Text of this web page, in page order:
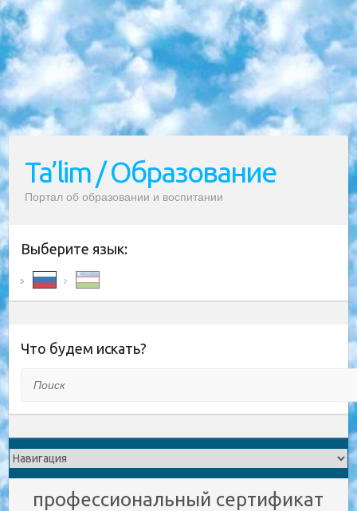
Ta’lim / Образование
Портал об образовании и воспитании
Выберите язык:
Что будем искать?
профессиональный сертификат